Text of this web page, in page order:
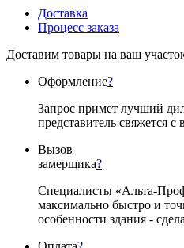
Доставка
Процесс заказа
Доставим товары на ваш
Оформление?
Запрос примет лучший
представитель свяжется
Вызов
замерщика?
Специалисты «Альта-
максимально быстро и
особенности здания -